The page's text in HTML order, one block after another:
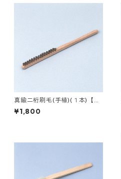
真鍮二桁刷毛(手植)(１本)【AR
T23010】
¥1,800